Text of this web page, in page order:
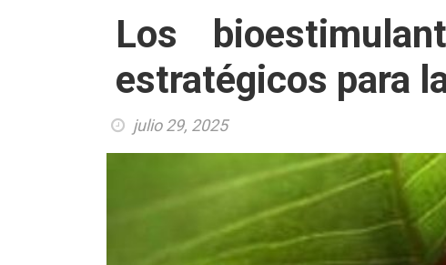
Los
estratégicos para
julio 29, 2025